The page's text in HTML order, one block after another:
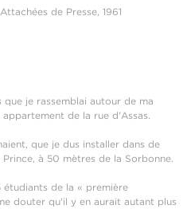
que je rassemblai autour de ma
de la rue d'Assas.
que je dus installer dans de
à 50 mètres de la Sorbonne.
étudiants de la « première
douter qu'il y en aurait autant plus